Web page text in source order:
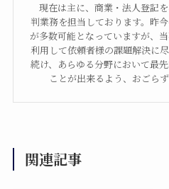
メールでお
現在は主に、商業・法人登記
判業務を担当しております。昨
が多数可能となっていますが、
利用して依頼者様の課題解決に
続け、あらゆる分野において最
ことが出来るよう、おごら
関連記事